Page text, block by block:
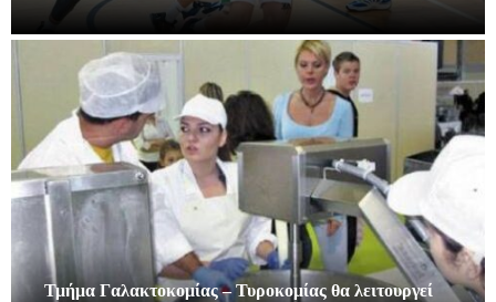
Τμήμα Γαλακτοκομίας – Τυροκομίας θα λειτουργεί